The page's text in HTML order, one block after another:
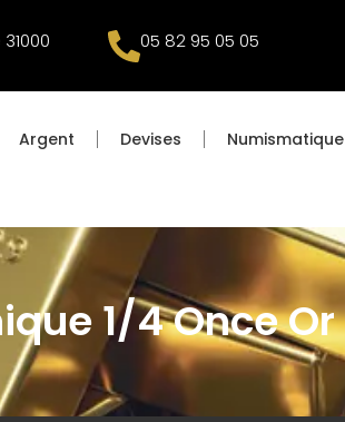
05 82 95 05 05
Argent Devises Numismatique
1/4 Once Or